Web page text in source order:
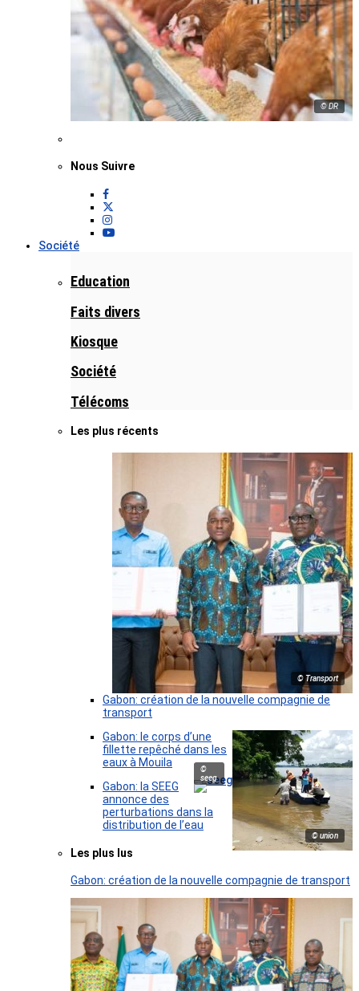
© DR
Nous Suivre
Société
Education
Faits divers
Kiosque
Société
Télécoms
Les plus récents
© Transport
Gabon: création de la nouvelle compagnie de
transport
© union
Gabon: le corps d’une
fillette repêché dans les
eaux à Mouila
©
seeg
Gabon: la SEEG
annonce des
perturbations dans la
distribution de l’eau
Les plus lus
Gabon: création de la nouvelle compagnie de transport